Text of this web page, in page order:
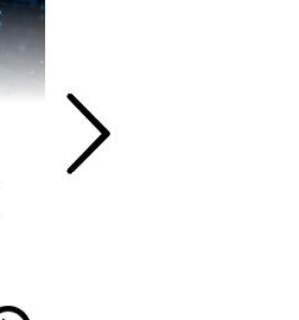
Il Graduation